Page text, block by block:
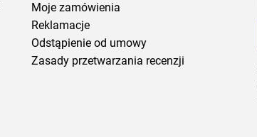
Moje zamówienia
Reklamacje
Odstąpienie od umowy
Zasady przetwarzania recenzji